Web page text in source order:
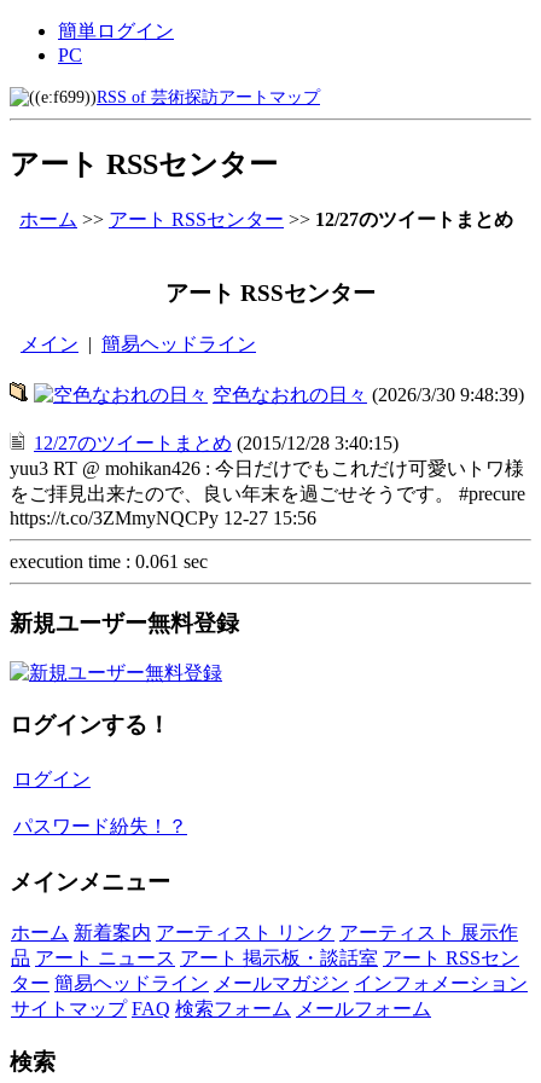
簡単ログイン
PC
RSS of 芸術探訪アートマップ
アート RSSセンター
ホーム >> アート RSSセンター >> 12/27のツイートまとめ
アート RSSセンター
メイン | 簡易ヘッドライン
空色なおれの日々 (2026/3/30 9:48:39)
12/27のツイートまとめ (2015/12/28 3:40:15)
yuu3 RT @ mohikan426 : 今日だけでもこれだけ可愛いトワ様
をご拝見出来たので、良い年末を過ごせそうです。 #precure
https://t.co/3ZMmyNQCPy 12-27 15:56
execution time : 0.061 sec
新規ユーザー無料登録
ログインする！
ログイン
パスワード紛失！？
メインメニュー
ホーム 新着案内 アーティスト リンク アーティスト 展示作
品 アート ニュース アート 掲示板・談話室 アート RSSセン
ター 簡易ヘッドライン メールマガジン インフォメーション
サイトマップ FAQ 検索フォーム メールフォーム
検索